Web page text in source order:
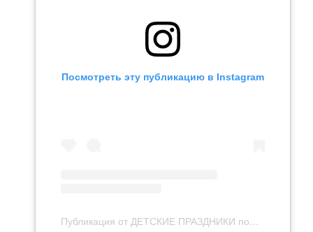
Посмотреть эту публикацию в Instagram
Публикация от ДЕТСКИЕ ПРАЗДНИКИ под КАЗАНЬ (@event_yourday)